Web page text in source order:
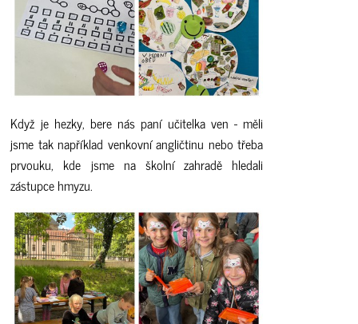
Když je hezky, bere nás paní učitelka ven - měli
jsme tak například venkovní angličtinu nebo třeba
prvouku, kde jsme na školní zahradě hledali
zástupce hmyzu.